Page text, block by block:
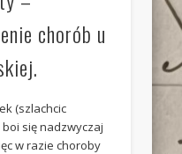
chorób u
(szlachcic
się nadzwyczaj
w razie choroby